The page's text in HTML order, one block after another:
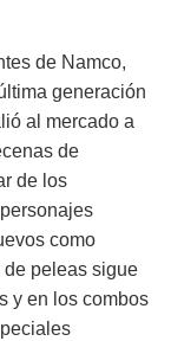
de Namco,
generación
al mercado a
de
de los
como
de peleas sigue
y en los combos